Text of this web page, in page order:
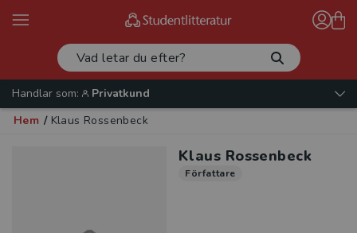
Handlar som:
Privatkund
Hem / Klaus Rossenbeck
Klaus Rossenbeck
Författare